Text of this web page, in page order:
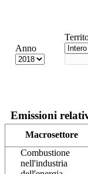
Anno
Emissioni
Macrosettore
Combustione
nell'industria